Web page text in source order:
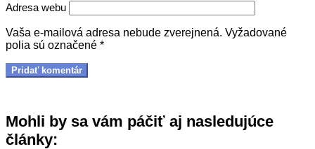
Adresa webu
Vaša e-mailová adresa nebude zverejnená. Vyžadované
polia sú označené *
Mohli by sa vám páčiť aj nasledujúce
články: